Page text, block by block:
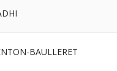
BAULLERET